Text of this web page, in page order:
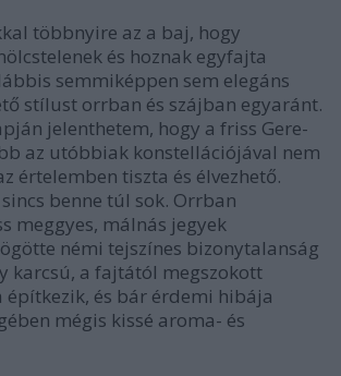
többnyire az a baj, hogy
és hoznak egyfajta
semmiképpen sem elegáns
stílust orrban és szájban egyaránt.
jelenthetem, hogy a friss Gere-
az utóbbiak konstellációjával nem
értelemben tiszta és élvezhető.
benne túl sok. Orrban
meggyes, málnás jegyek
némi tejszínes bizonytalanság
karcsú, a fajtától megszokott
építkezik, és bár érdemi hibája
mégis kissé aroma- és